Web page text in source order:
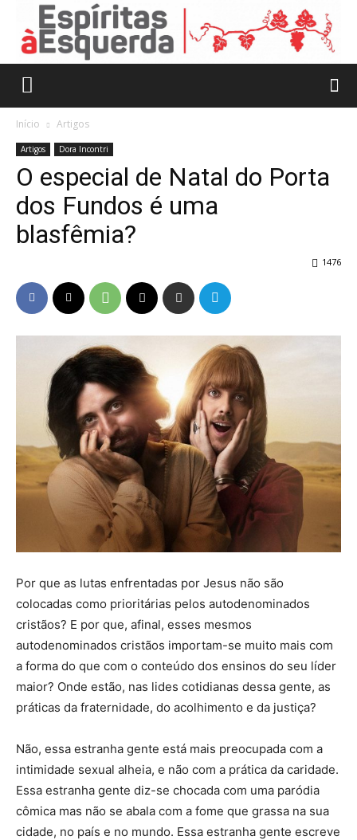
Início Artigos
Artigos Dora Incontri
O especial de Natal do Porta
dos Fundos é uma
blasfêmia?
1476
Por que as lutas enfrentadas por Jesus não são
colocadas como prioritárias pelos autodenominados
cristãos? E por que, afinal, esses mesmos
autodenominados cristãos importam-se muito mais com
a forma do que com o conteúdo dos ensinos do seu líder
maior? Onde estão, nas lides cotidianas dessa gente, as
práticas da fraternidade, do acolhimento e da justiça?
Não, essa estranha gente está mais preocupada com a
intimidade sexual alheia, e não com a prática da caridade.
Essa estranha gente diz-se chocada com uma paródia
cômica mas não se abala com a fome que grassa na sua
cidade, no país e no mundo. Essa estranha gente escreve